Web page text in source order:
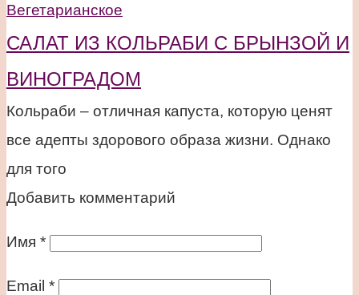
Вегетарианское
САЛАТ ИЗ КОЛЬРАБИ С БРЫНЗОЙ И
ВИНОГРАДОМ
Кольраби – отличная капуста, которую ценят
все адепты здорового образа жизни. Однако
для того
Добавить комментарий
Имя *
Email *